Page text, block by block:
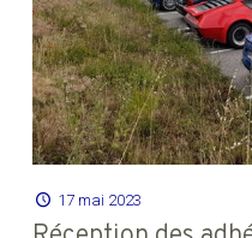
17 mai 2023